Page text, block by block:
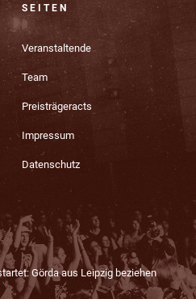
SEITEN
Veranstaltende
Team
Preisträgeracts
Impressum
Datenschutz
Görda aus Leipzig beziehen